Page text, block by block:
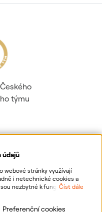
údajů
webové stránky využívají
i netechnické cookies a
nezbytné k fungování
reklam a analytice.
Číst dále
Preferenční cookies
týmu
údajů